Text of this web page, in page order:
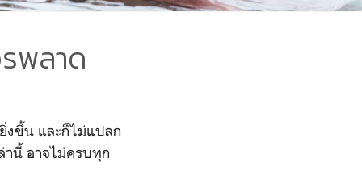
พลาด
งขึ้น และก็ไม่แปลก
านี้ อาจไม่ครบทุก